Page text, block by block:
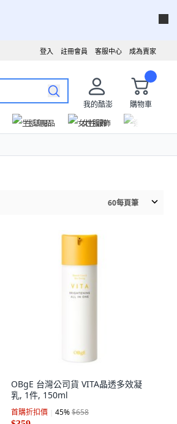
成為賣家
客服中心
註冊會員
登入
我的酷澎
購物車
生活用品 女性服飾
60每頁筆
OBgE 台灣公司貨 VITA晶透多效凝
乳, 1件, 150ml
首購折扣價 45%$658